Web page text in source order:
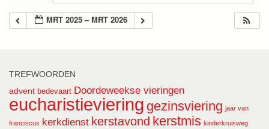
MRT 2025 – MRT 2026
TREFWOORDEN
advent bedevaart Doordeweekse vieringen
eucharistieviering gezinsviering jaar van
franciscus kerkdienst kerstavond kerstmis kinderkruisweg